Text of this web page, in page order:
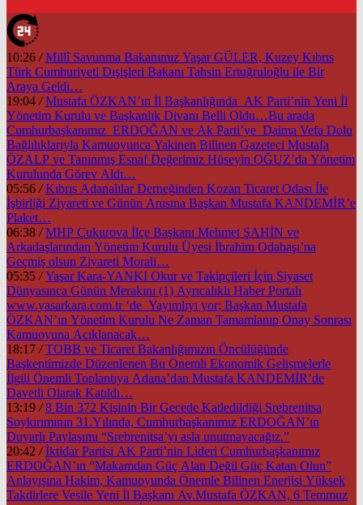
10:26 / Millî Savunma Bakanımız Yaşar GÜLER, Kuzey Kıbrıs
Türk Cumhuriyeti Dışişleri Bakanı Tahsin Ertuğruloğlu ile Bir
Araya Geldi…
19:04 / Mustafa ÖZKAN’ın İl Başkanlığında AK Parti’nin Yeni İl
Yönetim Kurulu ve Başkanlık Divanı Belli Oldu…Bu arada
Cumhurbaşkanımız ERDOĞAN ve Ak Parti’ye Daima Vefa Dolu
Bağlılıklarıyla Kamuoyunca Yakinen Bilinen Gazeteci Mustafa
ÖZALP ve Tanınmış Esnaf Değerimiz Hüseyin OĞUZ’da Yönetim
Kurulunda Görev Aldı…
05:56 / Kıbrıs Adanalılar Derneğinden Kozan Ticaret Odası İle
İşbirliği Ziyareti ve Günün Anısına Başkan Mustafa KANDEMİR’e
Plaket…
06:38 / MHP Çukurova İlçe Başkanı Mehmet ŞAHİN ve
Arkadaşlarından Yönetim Kurulu Üyesi İbrahim Odabaşı’na
Geçmiş olsun Ziyareti Morali…
05:35 / Yaşar Kara-YANKI Okur ve Takipçileri İçin Siyaset
Dünyasınca Günün Merakını (1) Ayrıcalıklı Haber Portalı
www.yasarkara.com.tr ‘de Yayımlıyı yor; Başkan Mustafa
ÖZKAN’ın Yönetim Kurulu Ne Zaman Tamamlanıp Onay Sonrası
Kamuoyuna Açıklanacak…
18:17 / TOBB ve Ticaret Bakanlığımızın Öncülüğünde
Başkentimizde Düzenlenen Bu Önemli Ekonomik Gelişmelerle
İlgili Önemli Toplantıya Adana’dan Mustafa KANDEMİR’de
Davetli Olarak Katıldı…
13:19 / 8 Bin 372 Kişinin Bir Gecede Katledildiği Srebrenitsa
Soykırımının 31.Yılında, Cumhurbaşkanımız ERDOĞAN’ın
Duyarlı Paylaşımı “Srebrenitsa’yı asla unutmayacağız.”
20:42 / İktidar Partisi AK Parti’nin Lideri Cumhurbaşkanımız
ERDOĞAN’ın “Makamdan Güç Alan Değil Güç Katan Olun”
Anlayışına Hakim, Kamuoyunda Önemle Bilinen Enerjisi Yüksek
Takdirlere Vesile Yeni İl Başkanı Av.Mustafa ÖZKAN, 6 Temmuz